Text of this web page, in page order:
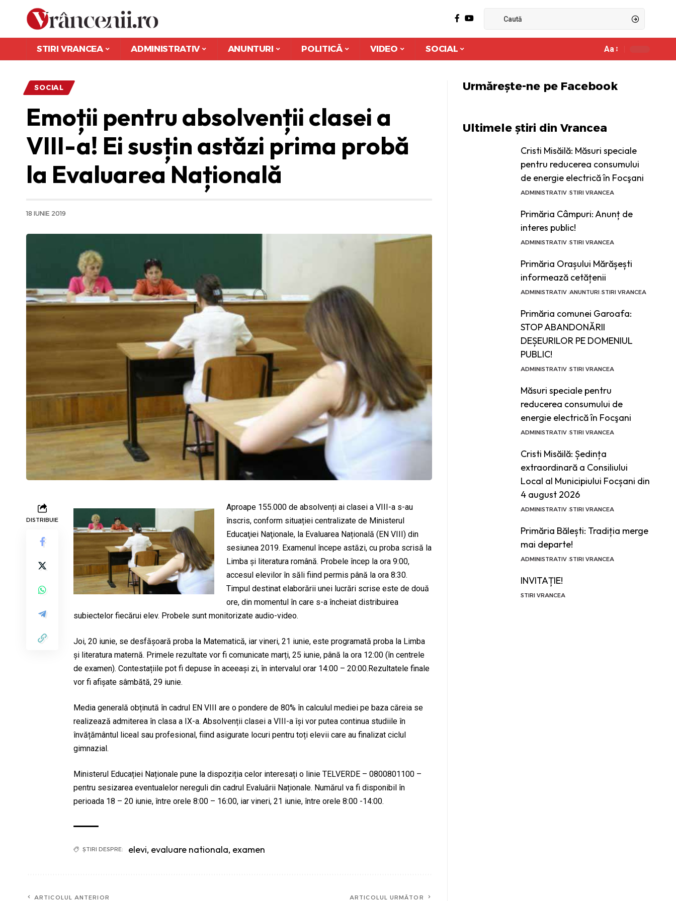
STIRI VRANCEA ADMINISTRATIV ANUNTURI POLITICĂ VIDEO SOCIAL
Ajustor
font
Aa
SOCIAL
Emoții pentru absolvenții clasei a
VIII-a! Ei susțin astăzi prima probă
la Evaluarea Națională
18 IUNIE 2019
DISTRIBUIE
Aproape 155.000 de absolvenți ai clasei a VIII-a s-au
înscris, conform situației centralizate de Ministerul
Educaţiei Naţionale, la Evaluarea Națională (EN VIII) din
sesiunea 2019. Examenul începe astăzi, cu proba scrisă la
Limba și literatura română. Probele încep la ora 9:00,
accesul elevilor în săli fiind permis până la ora 8:30.
Timpul destinat elaborării unei lucrări scrise este de două
ore, din momentul în care s-a încheiat distribuirea
subiectelor fiecărui elev. Probele sunt monitorizate audio-video.
Joi, 20 iunie, se desfășoară proba la Matematică, iar vineri, 21 iunie, este programată proba la Limba
și literatura maternă. Primele rezultate vor fi comunicate marți, 25 iunie, până la ora 12:00 (în centrele
de examen). Contestațiile pot fi depuse în aceeași zi, în intervalul orar 14:00 – 20:00.Rezultatele finale
vor fi afișate sâmbătă, 29 iunie.
Media generală obținută în cadrul EN VIII are o pondere de 80% în calculul mediei pe baza căreia se
realizează admiterea în clasa a IX-a. Absolvenții clasei a VIII-a își vor putea continua studiile în
învățământul liceal sau profesional, fiind asigurate locuri pentru toți elevii care au finalizat ciclul
gimnazial.
Ministerul Educației Naționale pune la dispoziția celor interesați o linie TELVERDE – 0800801100 –
pentru sesizarea eventualelor nereguli din cadrul Evaluării Naționale. Numărul va fi disponibil în
perioada 18 – 20 iunie, între orele 8:00 – 16:00, iar vineri, 21 iunie, între orele 8:00 -14:00.
ȘTIRI DESPRE: elevi, evaluare nationala, examen
ARTICOLUL ANTERIOR ARTICOLUL URMĂTOR
Urmărește-ne pe Facebook
Ultimele știri din Vrancea
Cristi Misăilă: Măsuri speciale
pentru reducerea consumului
de energie electrică în Focşani
ADMINISTRATIV STIRI VRANCEA
Primăria Câmpuri: Anunț de
interes public!
ADMINISTRATIV STIRI VRANCEA
Primăria Orașului Mărășești
informează cetățenii
ADMINISTRATIV ANUNTURI STIRI VRANCEA
Primăria comunei Garoafa:
STOP ABANDONĂRII
DEȘEURILOR PE DOMENIUL
PUBLIC!
ADMINISTRATIV STIRI VRANCEA
Măsuri speciale pentru
reducerea consumului de
energie electrică în Focşani
ADMINISTRATIV STIRI VRANCEA
Cristi Misăilă: Ședința
extraordinară a Consiliului
Local al Municipiului Focșani din
4 august 2026
ADMINISTRATIV STIRI VRANCEA
Primăria Bălești: Tradiția merge
mai departe!
ADMINISTRATIV STIRI VRANCEA
INVITAȚIE!
STIRI VRANCEA